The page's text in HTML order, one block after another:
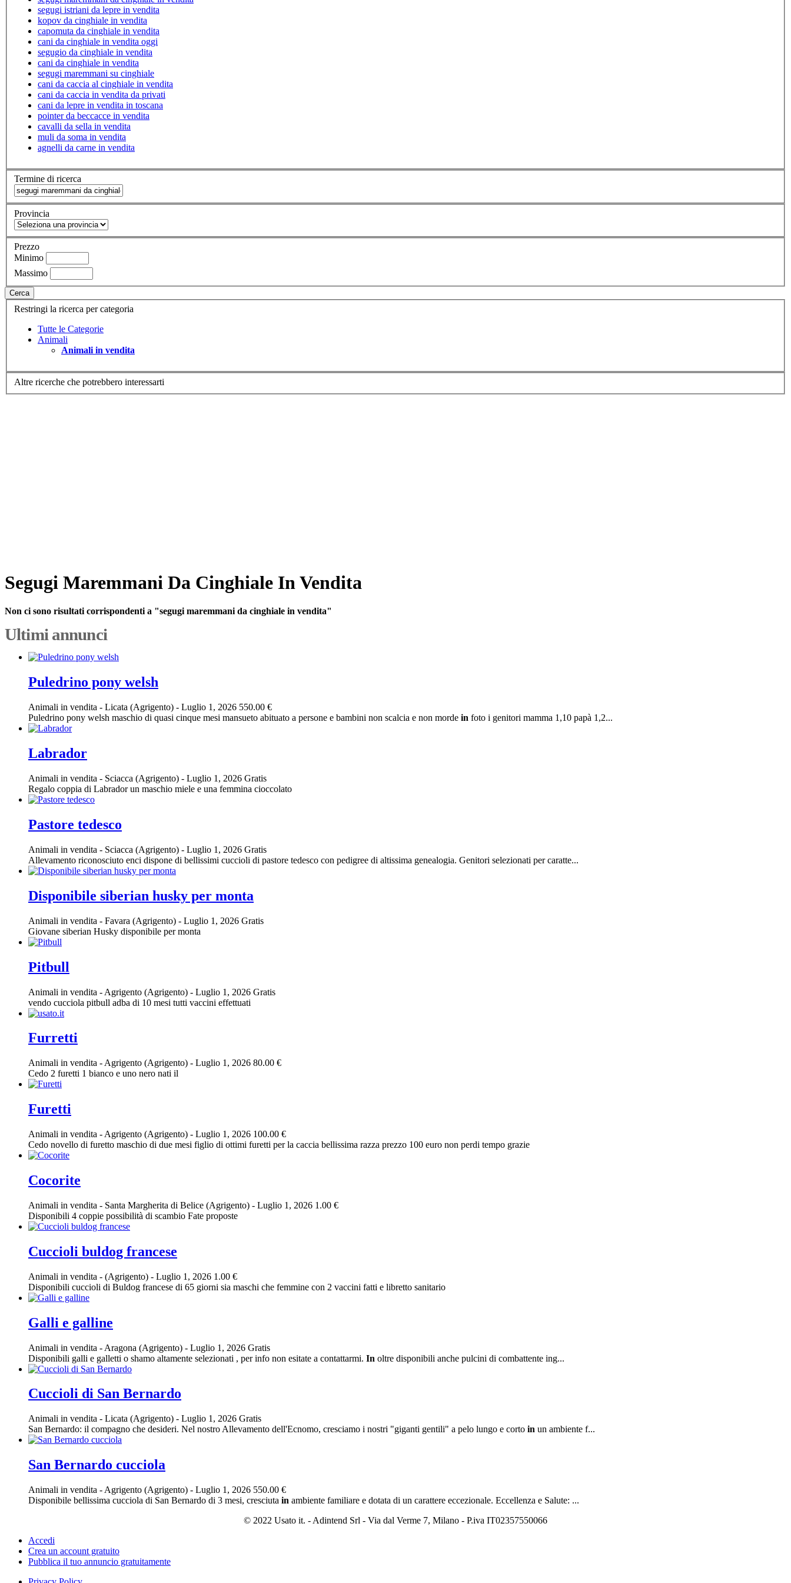
segugi istriani da lepre in vendita
kopov da cinghiale in vendita
capomuta da cinghiale in vendita
cani da cinghiale in vendita oggi
segugio da cinghiale in vendita
cani da cinghiale in vendita
segugi maremmani su cinghiale
cani da caccia al cinghiale in vendita
cani da caccia in vendita da privati
cani da lepre in vendita in toscana
pointer da beccacce in vendita
cavalli da sella in vendita
muli da soma in vendita
agnelli da carne in vendita
Termine di ricerca
Provincia
Prezzo
Minimo
Massimo
Cerca
Restringi la ricerca per categoria
Tutte le Categorie
Animali
Animali in vendita
Altre ricerche che potrebbero interessarti
Segugi Maremmani Da Cinghiale In Vendita
Non ci sono risultati corrispondenti a "segugi maremmani da cinghiale in vendita"
Ultimi annunci
Puledrino pony welsh
Animali in vendita - Licata (Agrigento) - Luglio 1, 2026 550.00 €
Puledrino pony welsh maschio di quasi cinque mesi mansueto abituato a persone e bambini non scalcia e non morde in foto i genitori mamma 1,10 papà 1,2...
Labrador
Animali in vendita - Sciacca (Agrigento) - Luglio 1, 2026 Gratis
Regalo coppia di Labrador un maschio miele e una femmina cioccolato
Pastore tedesco
Animali in vendita - Sciacca (Agrigento) - Luglio 1, 2026 Gratis
Allevamento riconosciuto enci dispone di bellissimi cuccioli di pastore tedesco con pedigree di altissima genealogia. Genitori selezionati per caratte...
Disponibile siberian husky per monta
Animali in vendita - Favara (Agrigento) - Luglio 1, 2026 Gratis
Giovane siberian Husky disponibile per monta
Pitbull
Animali in vendita - Agrigento (Agrigento) - Luglio 1, 2026 Gratis
vendo cucciola pitbull adba di 10 mesi tutti vaccini effettuati
Furretti
Animali in vendita - Agrigento (Agrigento) - Luglio 1, 2026 80.00 €
Cedo 2 furetti 1 bianco e uno nero nati il
Furetti
Animali in vendita - Agrigento (Agrigento) - Luglio 1, 2026 100.00 €
Cedo novello di furetto maschio di due mesi figlio di ottimi furetti per la caccia bellissima razza prezzo 100 euro non perdi tempo grazie
Cocorite
Animali in vendita - Santa Margherita di Belice (Agrigento) - Luglio 1, 2026 1.00 €
Disponibili 4 coppie possibilità di scambio Fate proposte
Cuccioli buldog francese
Animali in vendita - (Agrigento) - Luglio 1, 2026 1.00 €
Disponibili cuccioli di Buldog francese di 65 giorni sia maschi che femmine con 2 vaccini fatti e libretto sanitario
Galli e galline
Animali in vendita - Aragona (Agrigento) - Luglio 1, 2026 Gratis
Disponibili galli e galletti o shamo altamente selezionati , per info non esitate a contattarmi. In oltre disponibili anche pulcini di combattente ing...
Cuccioli di San Bernardo
Animali in vendita - Licata (Agrigento) - Luglio 1, 2026 Gratis
San Bernardo: il compagno che desideri. Nel nostro Allevamento dell'Ecnomo, cresciamo i nostri "giganti gentili" a pelo lungo e corto in un ambiente f...
San Bernardo cucciola
Animali in vendita - Agrigento (Agrigento) - Luglio 1, 2026 550.00 €
Disponibile bellissima cucciola di San Bernardo di 3 mesi, cresciuta in ambiente familiare e dotata di un carattere eccezionale. Eccellenza e Salute: ...
© 2022 Usato it. - Adintend Srl - Via dal Verme 7, Milano - P.iva IT02357550066
Accedi
Crea un account gratuito
Pubblica il tuo annuncio gratuitamente